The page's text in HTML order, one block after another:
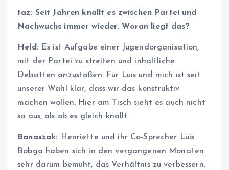
taz: Seit Jahren knallt es zwischen Partei und
Nachwuchs immer wieder. Woran liegt das?
Held: Es ist Aufgabe einer Jugendorganisation,
mit der Partei zu streiten und inhaltliche
Debatten anzustoßen. Für Luis und mich ist seit
unserer Wahl klar, dass wir das konstruktiv
machen wollen. Hier am Tisch sieht es auch nicht
so aus, als ob es gleich knallt.
Banaszak: Henriette und ihr Co-Sprecher Luis
Bobga haben sich in den vergangenen Monaten
sehr darum bemüht, das Verhältnis zu verbessern.